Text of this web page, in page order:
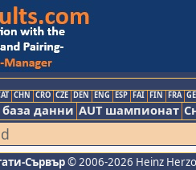
CHN CRO CZE DEN ENG ESP FAI FIN FRA
данни AUT шампионат
Сървър© 2006-2026 Heinz